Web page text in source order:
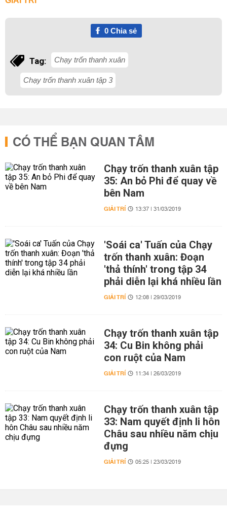
0Chia sẻ
Tag: Chạy trốn thanh xuân
Chạy trốn thanh xuân tập 3
CÓ THỂ BẠN QUAN TÂM
Chạy trốn thanh xuân tập
35: An bỏ Phi để quay về
bên Nam
GIẢI TRÍ 13:37 | 31/03/2019
'Soái ca' Tuấn của Chạy
trốn thanh xuân: Đoạn
'thả thính' trong tập 34
phải diễn lại khá nhiều lần
GIẢI TRÍ 12:08 | 29/03/2019
Chạy trốn thanh xuân tập
34: Cu Bin không phải
con ruột của Nam
GIẢI TRÍ 11:34 | 26/03/2019
Chạy trốn thanh xuân tập
33: Nam quyết định li hôn
Châu sau nhiều năm chịu
đựng
GIẢI TRÍ 05:25 | 23/03/2019